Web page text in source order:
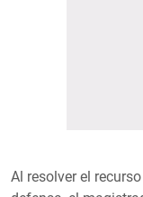
Al resolver el